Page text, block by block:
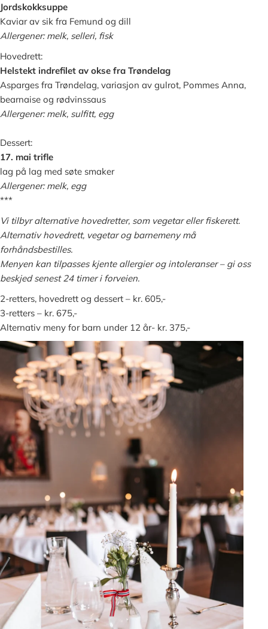
Jordskokksuppe
Kaviar av sik fra Femund og dill
Allergener: melk, selleri, fisk
Hovedrett:
Helstekt indrefilet av okse fra Trøndelag
Asparges fra Trøndelag, variasjon av gulrot, Pommes Anna,
bearnaise og rødvinssaus
Allergener: melk, sulfitt, egg
Dessert:
17. mai trifle
lag på lag med søte smaker
Allergener: melk, egg
***
Vi tilbyr alternative hovedretter, som vegetar eller fiskerett.
Alternativ hovedrett, vegetar og barnemeny må
forhåndsbestilles.
Menyen kan tilpasses kjente allergier og intoleranser – gi oss
beskjed senest 24 timer i forveien.
2-retters, hovedrett og dessert – kr. 605,-
3-retters – kr. 675,-
Alternativ meny for barn under 12 år- kr. 375,-